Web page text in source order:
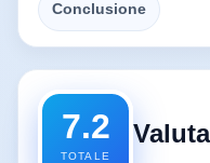
Conclusione
7.2
TOTALE